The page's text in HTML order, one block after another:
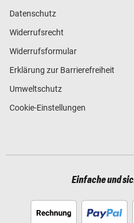
Datenschutz
Widerrufsrecht
Widerrufsformular
Erklärung zur Barrierefreiheit
Umweltschutz
Cookie-Einstellungen
Einfache und